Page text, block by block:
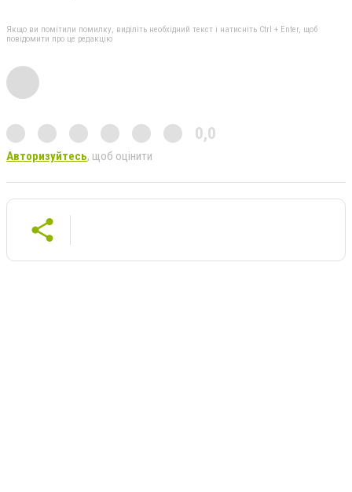
Якщо ви помітили помилку, виділіть необхідний текст і натисніть Ctrl + Enter, щоб
повідомити про це редакцію
0,0
Авторизуйтесь, щоб оцінити